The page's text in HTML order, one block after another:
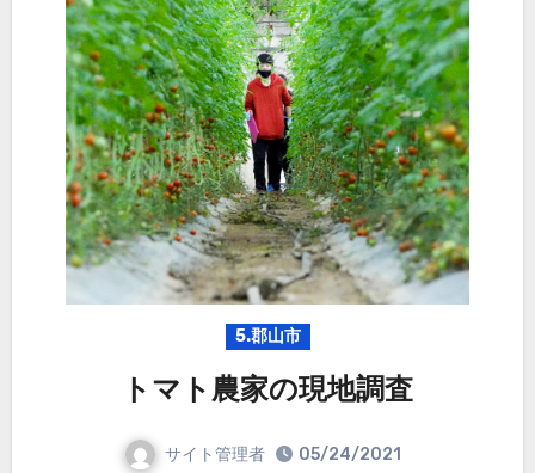
5.郡山市
トマト農家の現地調査
サイト管理者
05/24/2021